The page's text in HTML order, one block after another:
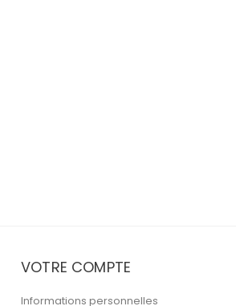
VOTRE COMPTE
Informations personnelles